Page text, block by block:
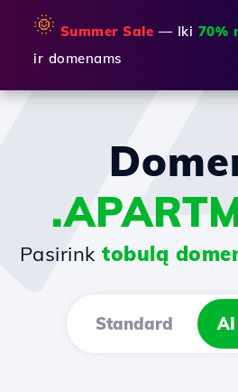
🌞 Summer Sale — Iki 70%
ir domenams
Pasirink tobulą
Standard AI